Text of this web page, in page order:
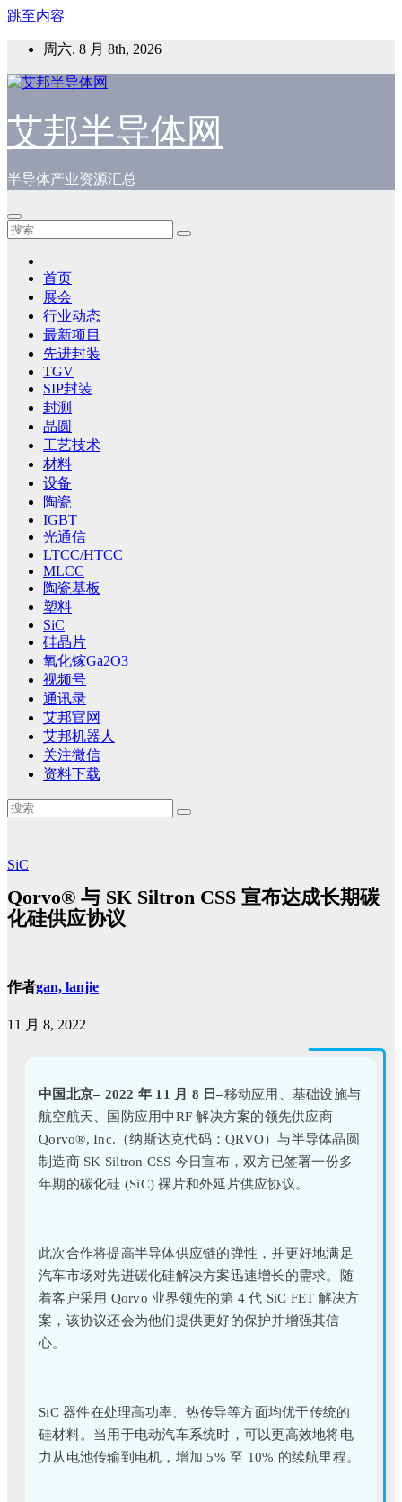
跳至内容
周六. 8 月 8th, 2026
艾邦半导体网
半导体产业资源汇总
首页
展会
行业动态
最新项目
先进封装
TGV
SIP封装
封测
晶圆
工艺技术
材料
设备
陶瓷
IGBT
光通信
LTCC/HTCC
MLCC
陶瓷基板
塑料
SiC
硅晶片
氧化镓Ga2O3
视频号
通讯录
艾邦官网
艾邦机器人
关注微信
资料下载
SiC
Qorvo® 与 SK Siltron CSS 宣布达成长期碳
化硅供应协议
作者gan, lanjie
11 月 8, 2022
中国北京– 2022 年 11 月 8 日–移动应用、基础设施与
航空航天、国防应用中RF 解决方案的领先供应商
Qorvo®, Inc.（纳斯达克代码：QRVO）与半导体晶圆
制造商 SK Siltron CSS 今日宣布，双方已签署一份多
年期的碳化硅 (SiC) 裸片和外延片供应协议。
此次合作将提高半导体供应链的弹性，并更好地满足
汽车市场对先进碳化硅解决方案迅速增长的需求。随
着客户采用 Qorvo 业界领先的第 4 代 SiC FET 解决方
案，该协议还会为他们提供更好的保护并增强其信
心。
SiC 器件在处理高功率、热传导等方面均优于传统的
硅材料。当用于电动汽车系统时，可以更高效地将电
力从电池传输到电机，增加 5% 至 10% 的续航里程。